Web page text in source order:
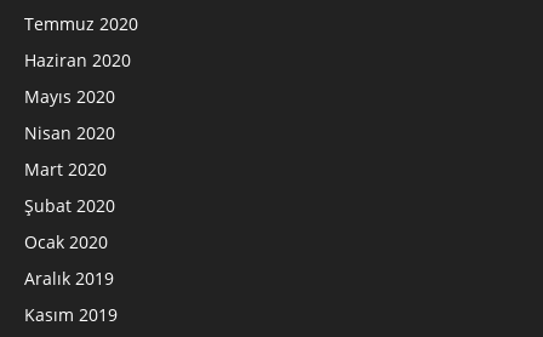
Temmuz 2020
Haziran 2020
Mayıs 2020
Nisan 2020
Mart 2020
Şubat 2020
Ocak 2020
Aralık 2019
Kasım 2019